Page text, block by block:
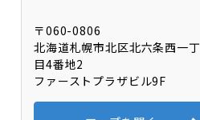
〒060-0806
北海道札幌市北区北六条⻄⼀丁
目4番地2
ファーストプラザビル9F